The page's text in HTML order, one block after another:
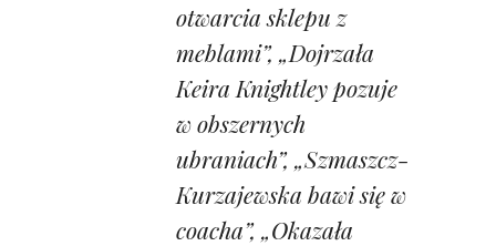
otwarcia sklepu z
meblami”, „Dojrzała
Keira Knightley pozuje
w obszernych
ubraniach”, „Szmaszcz-
Kurzajewska bawi się w
coacha”, „Okazała